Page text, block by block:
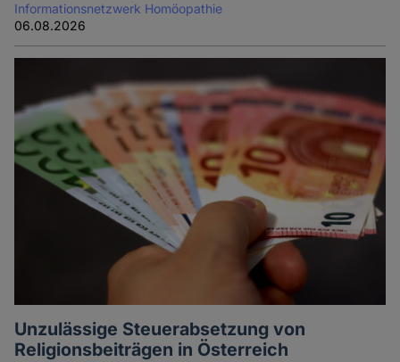
Informationsnetzwerk Homöopathie
06.08.2026
Unzulässige Steuerabsetzung von
Religionsbeiträgen in Österreich